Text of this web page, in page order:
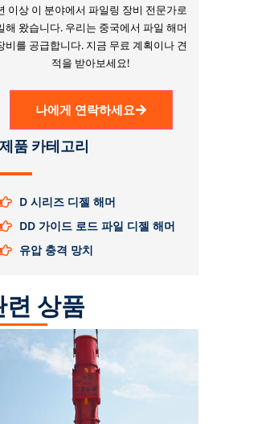
이상 이 분야에서 파일링 장비 전문가로
해 왔습니다. 우리는 중국에서 파일 해머
비를 공급합니다. 지금 무료 계획이나 견
적을 받아보세요!
나에게 연락하세요
제품 카테고리
D 시리즈 디젤 해머
DD 가이드 로드 파일 디젤 해머
유압 충격 망치
련 상품